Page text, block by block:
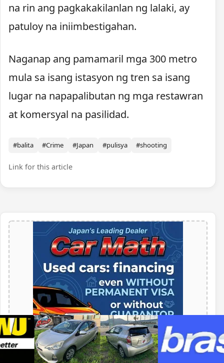
na rin ang pagkakakilanlan ng lalaki, ay
patuloy na iniimbestigahan.
Naganap ang pamamaril mga 300 metro
mula sa isang istasyon ng tren sa isang
lugar na napapalibutan ng mga restawran
at komersyal na pasilidad.
#balita #Crime #Japan #pulisya #shooting
Link for this article